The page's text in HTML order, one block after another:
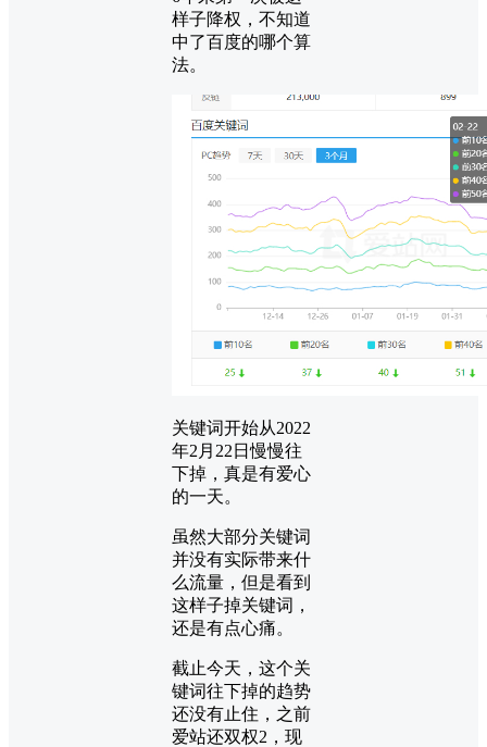
样子降权，不知道
中了百度的哪个算
法。
关键词开始从2022
年2月22日慢慢往
下掉，真是有爱心
的一天。
虽然大部分关键词
并没有实际带来什
么流量，但是看到
这样子掉关键词，
还是有点心痛。
截止今天，这个关
键词往下掉的趋势
还没有止住，之前
爱站还双权2，现